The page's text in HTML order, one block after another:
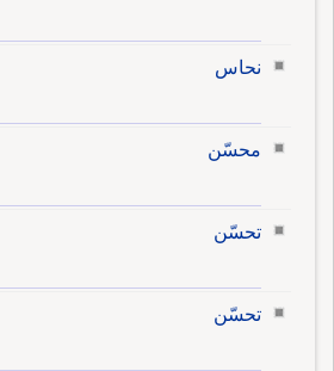
نحاس
محسّن
تحسّن
تحسّن